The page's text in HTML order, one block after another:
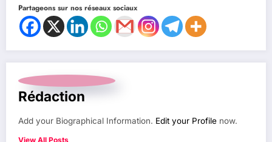
Partageons sur nos réseaux sociaux
Rédaction
Add your Biographical Information. Edit your Profile now.
View All Posts